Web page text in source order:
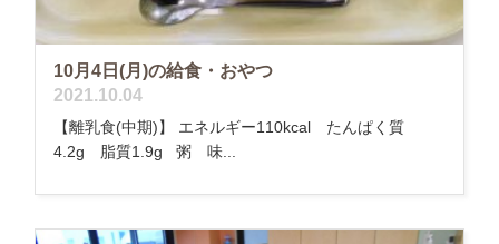
10月4日(月)の給食・おやつ
2021.10.04
【離乳食(中期)】 エネルギー110kcal たんぱく質
4.2g 脂質1.9g 粥 味...